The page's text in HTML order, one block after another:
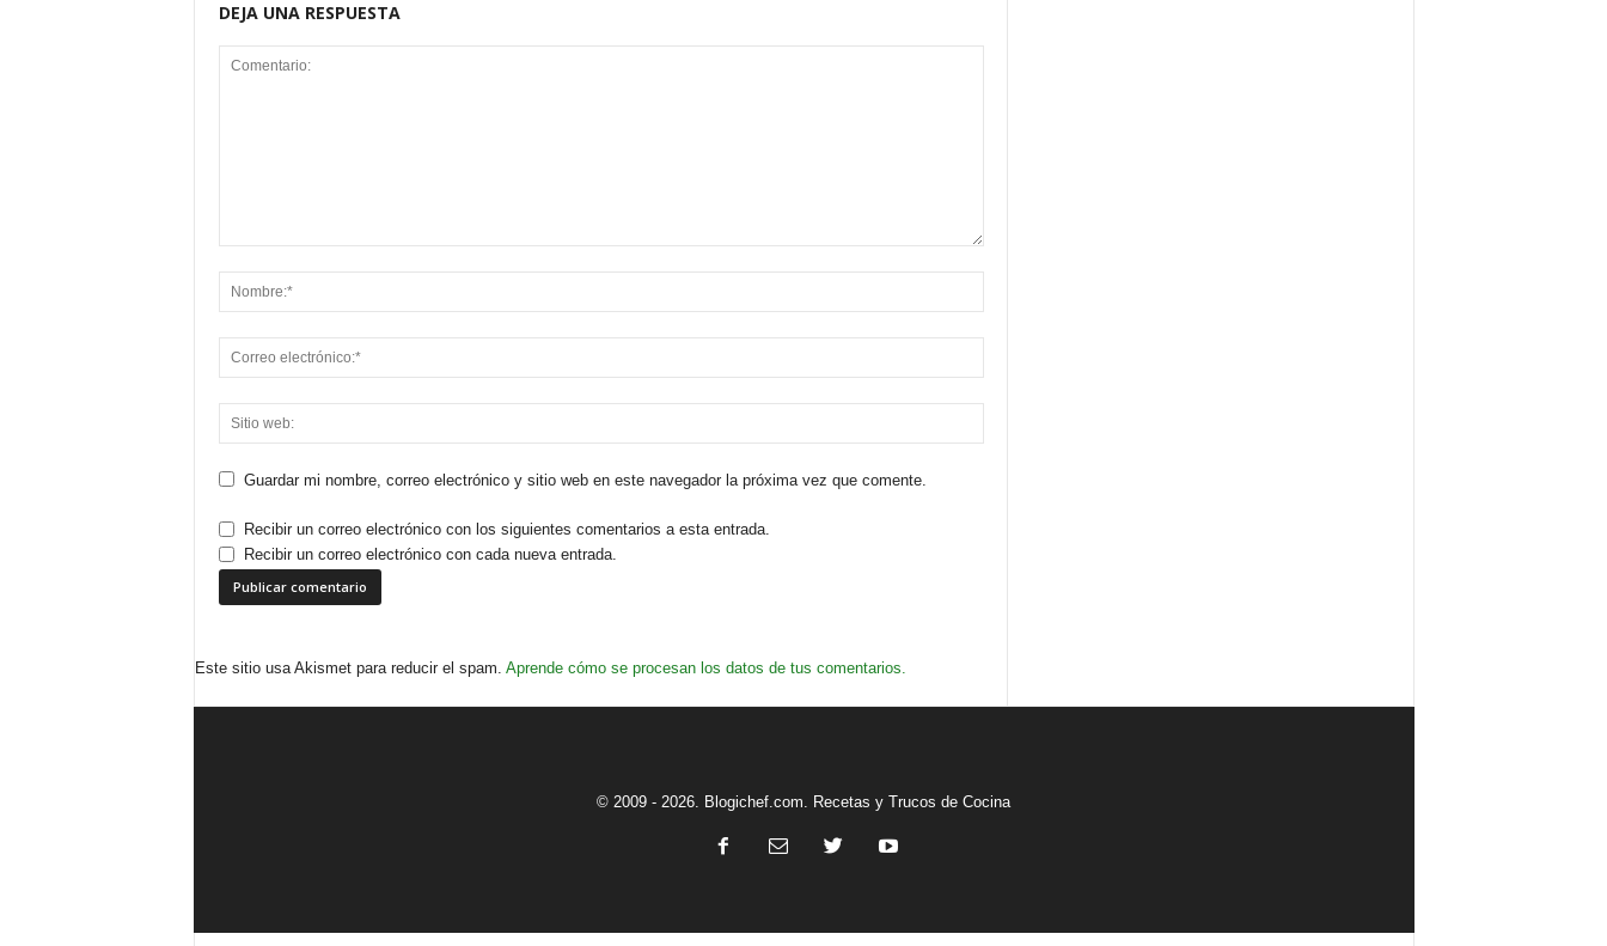
DEJA UNA RESPUESTA
Guardar mi nombre, correo electrónico y sitio web en este navegador la próxima vez que comente.
Recibir un correo electrónico con los siguientes comentarios a esta entrada.
Recibir un correo electrónico con cada nueva entrada.
Este sitio usa Akismet para reducir el spam. Aprende cómo se procesan los datos de tus comentarios.
© 2009 - 2026. Blogichef.com. Recetas y Trucos de Cocina